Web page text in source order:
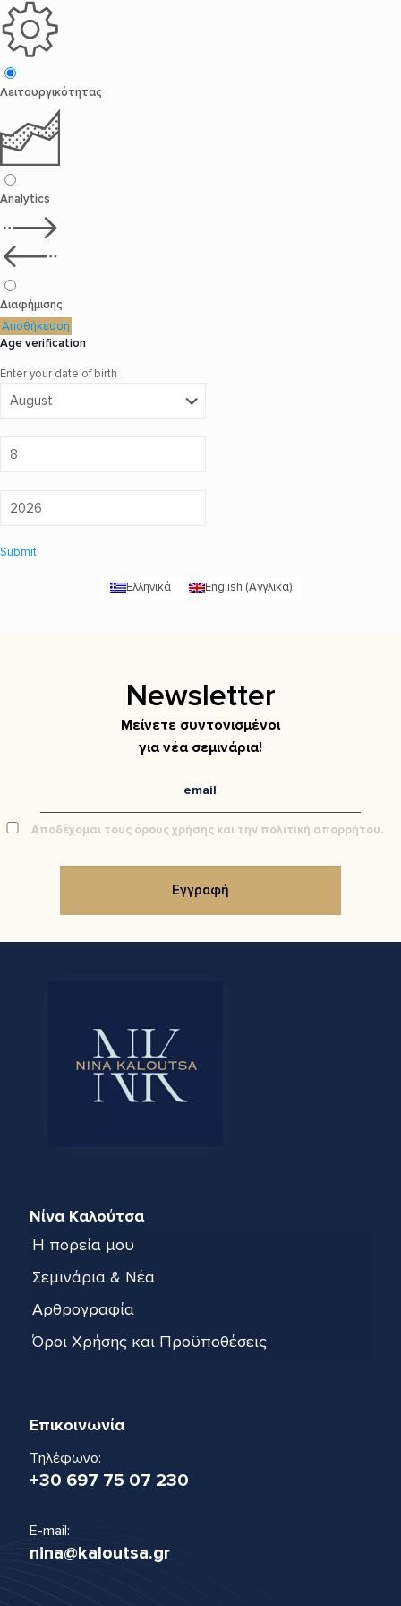
Newsletter
Μείνετε συντονισμένοι
για νέα σεμινάρια!
Αποδέχομαι τους όρους χρήσης και την πολιτική απορρήτου.
Νίνα Καλούτσα
Η πορεία μου
Σεμινάρια & Νέα
Αρθρογραφία
Όροι Χρήσης και Προϋποθέσεις
Επικοινωνία
Τηλέφωνο:
+30 697 75 07 230
E-mail:
nina@kaloutsa.gr
Λειτουργικότητας
Analytics
Διαφήμισης
Αποθήκευση
Age verification
Enter your date of birth
Submit
Ελληνικά English (Αγγλικά)